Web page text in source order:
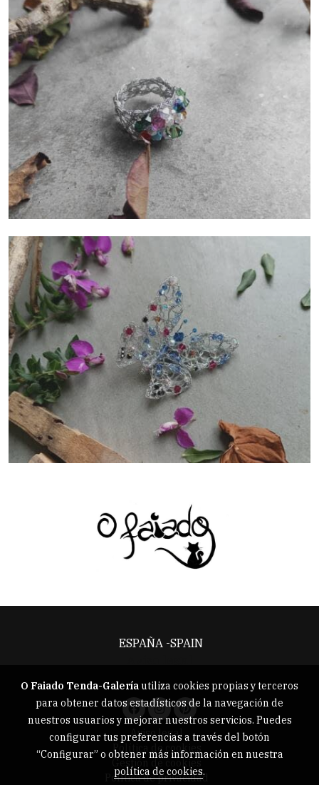
ESPAÑA -SPAIN
Aviso legal
Política de cookies
Política de privacidad
O Faiado Tenda-Galeríautiliza cookies propias y terceros
para obtener datos estadísticos de la navegación de
nuestros usuarios y mejorar nuestros servicios. Puedes
configurar tus preferencias a través del botón
“Configurar” o obtener más información en nuestra
política de cookies.